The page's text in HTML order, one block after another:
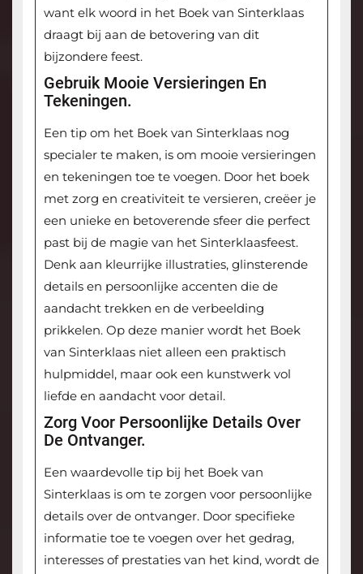
want elk woord in het Boek van Sinterklaas
draagt bij aan de betovering van dit
bijzondere feest.
Gebruik Mooie Versieringen En
Tekeningen.
Een tip om het Boek van Sinterklaas nog
specialer te maken, is om mooie versieringen
en tekeningen toe te voegen. Door het boek
met zorg en creativiteit te versieren, creëer je
een unieke en betoverende sfeer die perfect
past bij de magie van het Sinterklaasfeest.
Denk aan kleurrijke illustraties, glinsterende
details en persoonlijke accenten die de
aandacht trekken en de verbeelding
prikkelen. Op deze manier wordt het Boek
van Sinterklaas niet alleen een praktisch
hulpmiddel, maar ook een kunstwerk vol
liefde en aandacht voor detail.
Zorg Voor Persoonlijke Details Over
De Ontvanger.
Een waardevolle tip bij het Boek van
Sinterklaas is om te zorgen voor persoonlijke
details over de ontvanger. Door specifieke
informatie toe te voegen over het gedrag,
interesses of prestaties van het kind, wordt de